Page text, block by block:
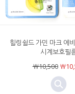
힐링쉴드 가민 마크 에
시계보호필
￦10,500￦